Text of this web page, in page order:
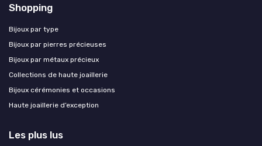
Shopping
Bijoux par type
Bijoux par pierres précieuses
Bijoux par métaux précieux
Collections de haute joaillerie
Bijoux cérémonies et occasions
Haute joaillerie d’exception
Les plus lus